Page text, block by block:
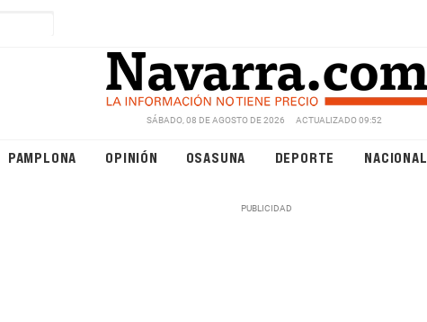
SÁBADO, 08 DE AGOSTO DE 2026 ACTUALIZADO 09:52
PAMPLONA OPINIÓN OSASUNA DEPORTE NACIONAL